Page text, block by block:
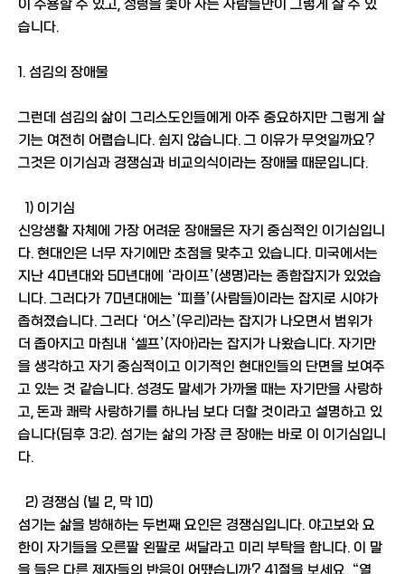
이 수용할 수 있고, 성령을 좇아 사는 사람들만이 그렇게 살 수 있
습니다.
1. 섬김의 장애물
그런데 섬김의 삶이 그리스도인들에게 아주 중요하지만 그렇게 살
기는 여전히 어렵습니다. 쉽지 않습니다. 그 이유가 무엇일까요?
그것은 이기심과 경쟁심과 비교의식이라는 장애물 때문입니다.
1) 이기심
신앙생활 자체에 가장 어려운 장애물은 자기 중심적인 이기심입니
다. 현대인은 너무 자기에만 초점을 맞추고 있습니다. 미국에서는
지난 40년대와 50년대에 ‘라이프’(생명)라는 종합잡지가 있었습
니다. 그러다가 70년대에는 ‘피플’(사람들)이라는 잡지로 시야가
좁혀졌습니다. 그러다 ‘어스’(우리)라는 잡지가 나오면서 범위가
더 좁아지고 마침내 ‘셀프’(자아)라는 잡지가 나왔습니다. 자기만
을 생각하고 자기 중심적이고 이기적인 현대인들의 단면을 보여주
고 있는 것 같습니다. 성경도 말세가 가까울 때는 자기만을 사랑하
고, 돈과 쾌락 사랑하기를 하나님 보다 더할 것이라고 설명하고 있
습니다(딤후 3:2). 섬기는 삶의 가장 큰 장애는 바로 이 이기심입니
다.
2) 경쟁심 (빌 2, 막 10)
섬기는 삶을 방해하는 두번째 요인은 경쟁심입니다. 야고보와 요
한이 자기들을 오른팔 왼팔로 써달라고 미리 부탁을 합니다. 이 말
을 들은 다른 제자들의 반응이 어땠습니까? 41절을 보세요. “열